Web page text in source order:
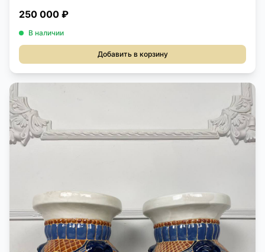
250 000 ₽
В наличии
Добавить в корзину